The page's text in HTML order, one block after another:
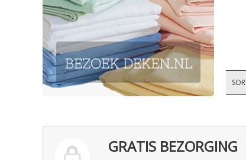
GRATIS BEZORGING